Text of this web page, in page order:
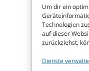
Um dir ein
Technologien
auf dieser
zurückziehst,
Dienste
jetzt